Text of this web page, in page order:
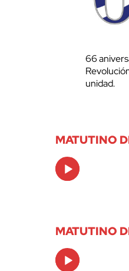
66
unidad.
MATUTINO
Audio
Player
MATUTINO
Audio
Player